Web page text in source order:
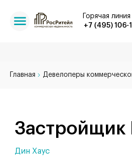
+7 (495) 106-
Горячая
Главная Девелоперы
Застройщик
Дин Хаус